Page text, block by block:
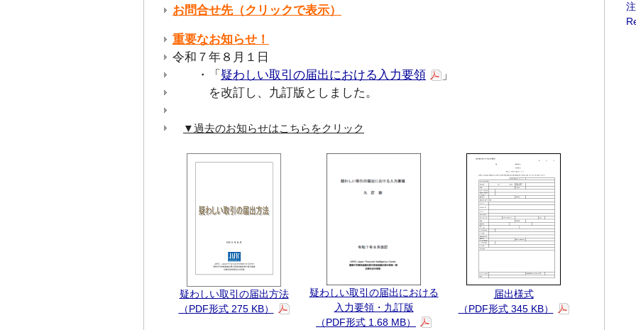
お問合せ先（クリックで表示）
重要なお知らせ！
令和７年８月１日
・「 疑わしい取引の届出における入力要領
」
を改訂し、九訂版としました。
▼過去のお知らせはこちらをクリック
疑わしい取引の届出方法
（PDF形式 275 KB）
疑わしい取引の届出における
入力要領・九訂版
（PDF形式 1.68 MB）
届出様式
（PDF形式 345 KB）